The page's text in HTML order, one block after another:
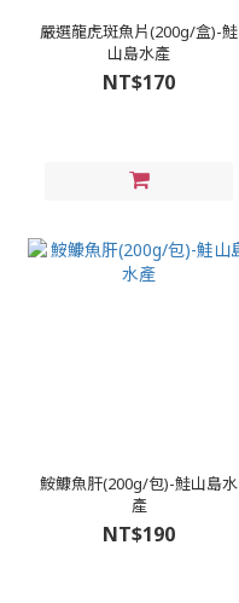
嚴選龍虎斑魚片(200g/盒)-鮭
山島水產
NT$170
鮟鱇魚肝(200g/包)-鮭山島水
產
NT$190